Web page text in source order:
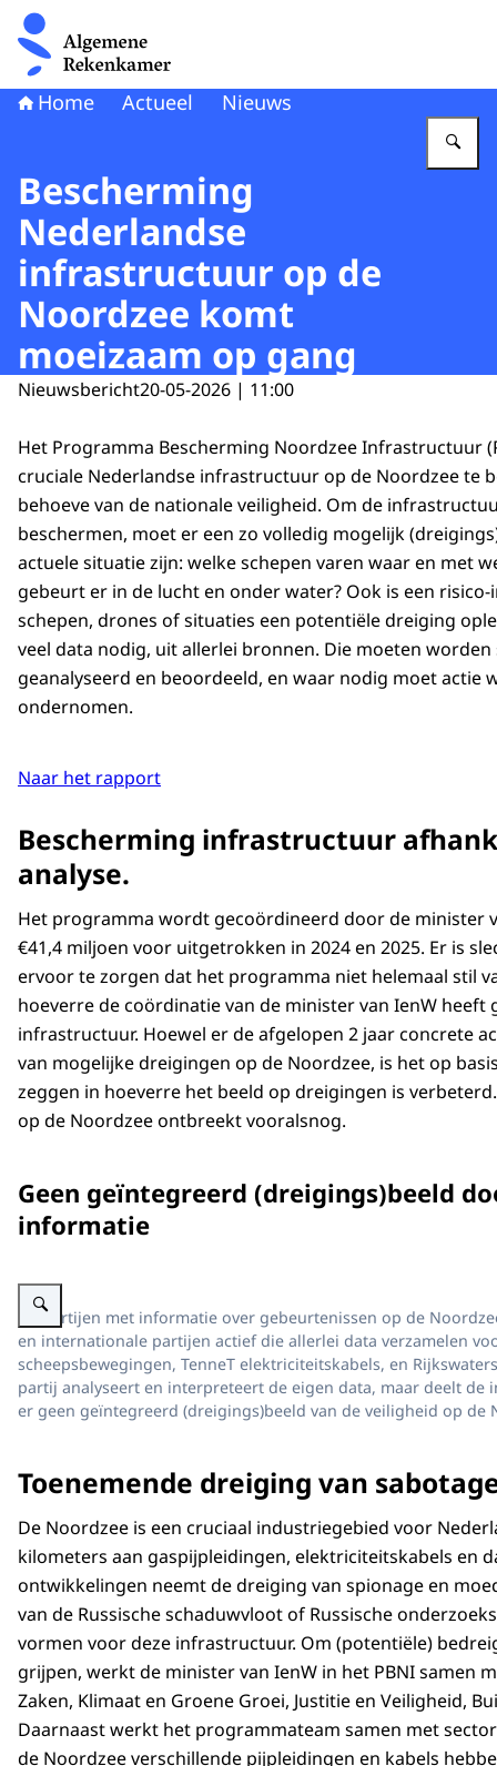
Naar de homepage van Algemene Rekenkamer
Home Actueel Nieuws
Bescherming
Nederlandse
infrastructuur op de
Noordzee komt
moeizaam op gang
Nieuwsbericht20-05-2026 | 11:00
Het Programma Bescherming Noordzee Infrastructuur
cruciale Nederlandse infrastructuur op de Noordzee te
behoeve van de nationale veiligheid. Om de
beschermen, moet er een zo volledig mogelijk
actuele situatie zijn: welke schepen varen waar en met
gebeurt er in de lucht en onder water? Ook is een
schepen, drones of situaties een potentiële dreiging
veel data nodig, uit allerlei bronnen. Die moeten worden
geanalyseerd en beoordeeld, en waar nodig moet actie
ondernomen.
Naar het rapport
Bescherming infrastructuur
analyse.
Het programma wordt gecoördineerd door de minister
€41,4 miljoen voor uitgetrokken in 2024 en 2025. Er is
ervoor te zorgen dat het programma niet helemaal stil
hoeverre de coördinatie van de minister van IenW
infrastructuur. Hoewel er de afgelopen 2 jaar concrete
van mogelijke dreigingen op de Noordzee, is het op
zeggen in hoeverre het beeld op dreigingen is
op de Noordzee ontbreekt vooralsnog.
Geen geïntegreerd (dreigings)beeld
informatie
Vergroot afbeelding Schematische weergave van de verschillende
De partijen met informatie over gebeurtenissen op de
en internationale partijen actief die allerlei data verzamelen
scheepsbewegingen, TenneT elektriciteitskabels, en
partij analyseert en interpreteert de eigen data, maar deelt
er geen geïntegreerd (dreigings)beeld van de veiligheid op de
Toenemende dreiging van
De Noordzee is een cruciaal industriegebied voor
kilometers aan gaspijpleidingen, elektriciteitskabels en
ontwikkelingen neemt de dreiging van spionage en
van de Russische schaduwvloot of Russische
vormen voor deze infrastructuur. Om (potentiële)
grijpen, werkt de minister van IenW in het PBNI samen
Zaken, Klimaat en Groene Groei, Justitie en Veiligheid,
Daarnaast werkt het programmateam samen met
de Noordzee verschillende pijpleidingen en kabels